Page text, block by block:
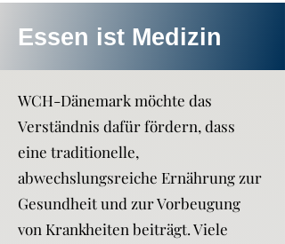
Essen ist Medizin
WCH-Dänemark möchte das
Verständnis dafür fördern, dass
eine traditionelle,
abwechslungsreiche Ernährung zur
Gesundheit und zur Vorbeugung
von Krankheiten beiträgt. Viele